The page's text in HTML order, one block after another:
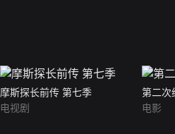
摩斯探长前传 第七季
电视剧
第二次
电影